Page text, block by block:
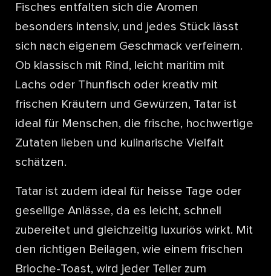
Fisches entfalten sich die Aromen
besonders intensiv, und jedes Stück lässt
sich nach eigenem Geschmack verfeinern.
Ob klassisch mit Rind, leicht maritim mit
Lachs oder Thunfisch oder kreativ mit
frischen Kräutern und Gewürzen, Tatar ist
ideal für Menschen, die frische, hochwertige
Zutaten lieben und kulinarische Vielfalt
schätzen.
Tatar ist zudem ideal für heisse Tage oder
gesellige Anlässe, da es leicht, schnell
zubereitet und gleichzeitig luxuriös wirkt. Mit
den richtigen Beilagen, wie einem frischen
Brioche-Toast, wird jeder Teller zum